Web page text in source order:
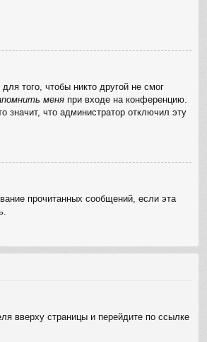
того, чтобы никто другой не смог
меня при входе на конференцию.
значит, что администратор отключил эту
прочитанных сообщений, если эта
вверху страницы и перейдите по ссылке